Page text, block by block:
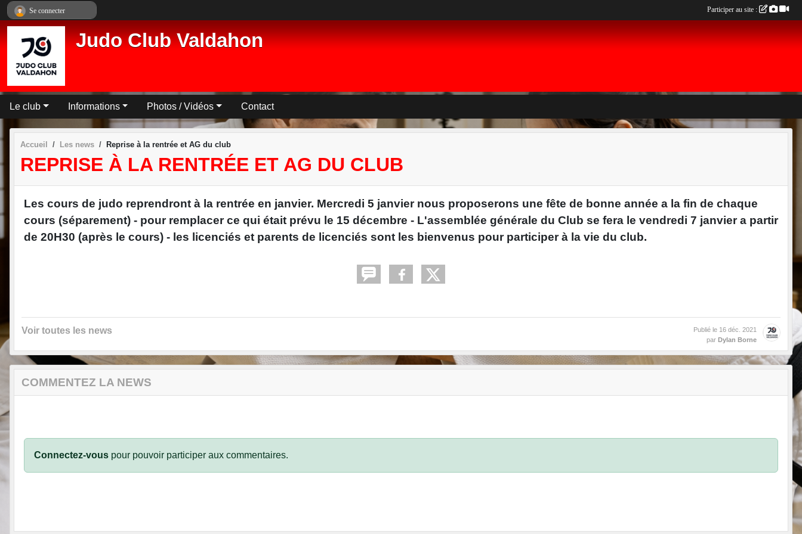
Judo Club Valdahon
Le club Informations Photos / Vidéos Contact
Accueil Les news Reprise à la rentrée et AG du club
REPRISE À LA RENTRÉE ET AG DU CLUB
Les cours de judo reprendront à la rentrée en janvier. Mercredi 5 janvier nous proposerons une fête de bonne année a la fin de chaque
cours (séparement) - pour remplacer ce qui était prévu le 15 décembre - L'assemblée générale du Club se fera le vendredi 7 janvier a partir
de 20H30 (après le cours) - les licenciés et parents de licenciés sont les bienvenus pour participer à la vie du club.
Voir toutes les news Publié le 16 déc. 2021
par Dylan Borne
COMMENTEZ LA NEWS
Connectez-vous pour pouvoir participer aux commentaires.
Se connecter Participer au site :
Panneau de gestion des cookies